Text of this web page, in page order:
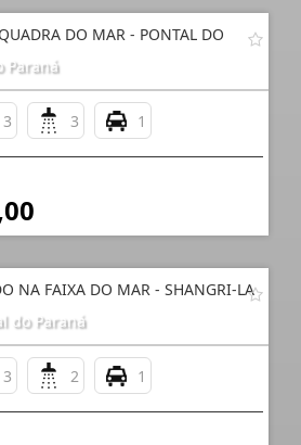
DO MAR - PONTAL DO
Paraná
3 3 1
NA FAIXA DO MAR - SHANGRI-LA
do Paraná
3 2 1